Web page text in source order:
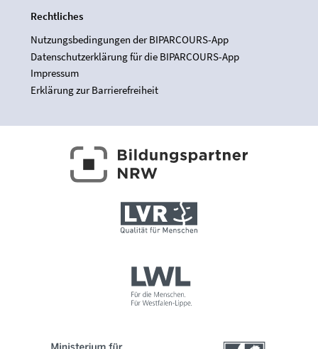
Rechtliches
Nutzungsbedingungen der BIPARCOURS-App
Datenschutzerklärung für die BIPARCOURS-App
Impressum
Erklärung zur Barrierefreiheit